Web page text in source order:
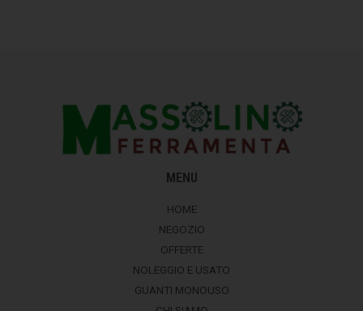
MENU
HOME
NEGOZIO
OFFERTE
NOLEGGIO E USATO
GUANTI MONOUSO